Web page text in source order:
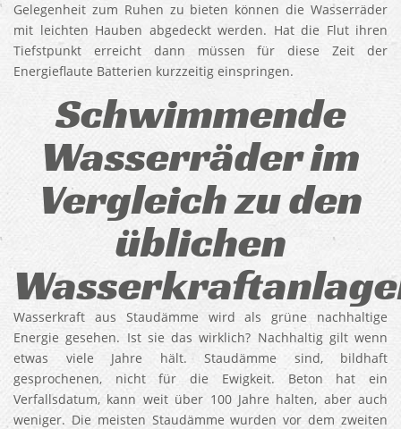
Gelegenheit zum Ruhen zu bieten können die Wasserräder
mit leichten Hauben abgedeckt werden. Hat die Flut ihren
Tiefstpunkt erreicht dann müssen für diese Zeit der
Energieflaute Batterien kurzzeitig einspringen.
Schwimmende
Wasserräder im
Vergleich zu den
üblichen
Wasserkraft aus Staudämme wird als grüne nachhaltige
Energie gesehen. Ist sie das wirklich? Nachhaltig gilt wenn
etwas viele Jahre hält. Staudämme sind, bildhaft
gesprochenen, nicht für die Ewigkeit. Beton hat ein
Verfallsdatum, kann weit über 100 Jahre halten, aber auch
weniger. Die meisten Staudämme wurden vor dem zweiten